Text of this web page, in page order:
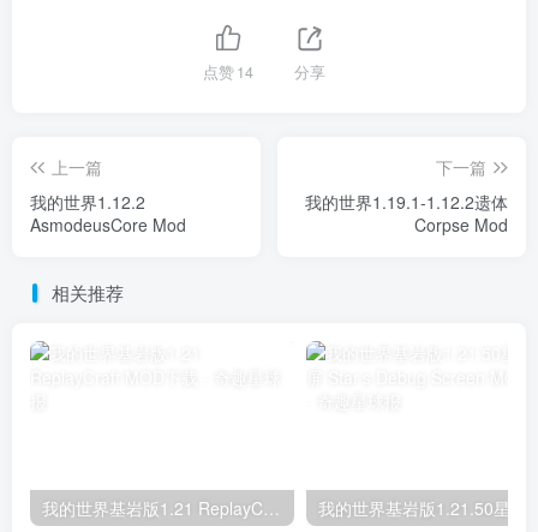
点赞14 分享
上一篇
我的世界1.12.2
AsmodeusCore Mod
下一篇
我的世界1.19.1-1.12.2遗体
Corpse Mod
相关推荐
我的世界基岩版1.21 ReplayCraft MOD下载